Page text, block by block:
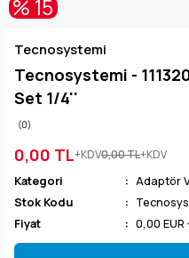
Tecnosystemi
Tecnosystemi -
Set 1/4''
(0)
0,00 TL+KDV0,00 TL+KDV
Kategori
Adaptör
Stok Kodu
Fiyat
0,00 EUR